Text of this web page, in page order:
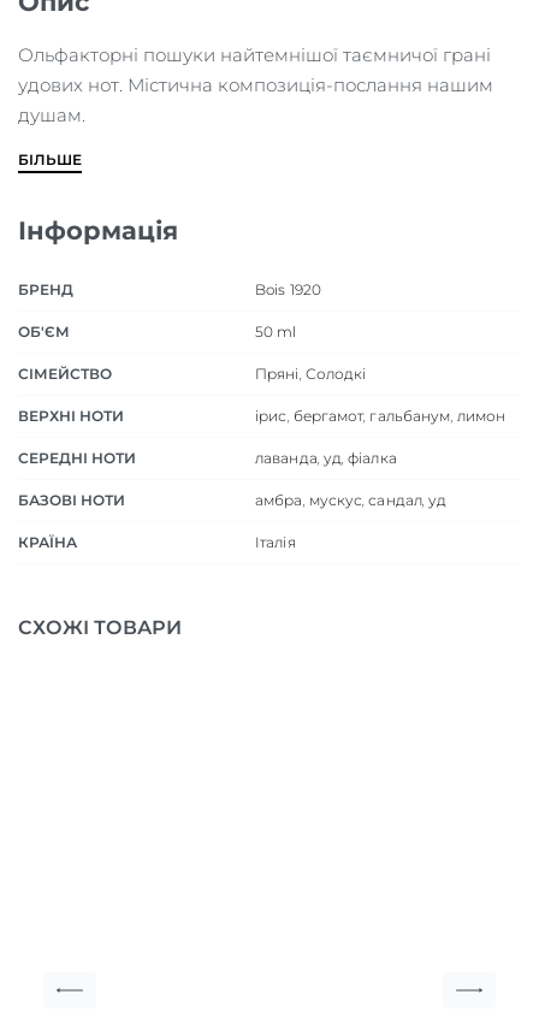
Ольфакторні пошуки найтемнішої таємничої грані
удових нот. Містична композиція-послання нашим
душам.
БІЛЬШЕ
Інформація
БРЕНД Bois 1920
ОБ'ЄМ 50 ml
СІМЕЙСТВО Пряні Солодкі
ВЕРХНІ НОТИ ірис бергамот, гальбанум лимон
СЕРЕДНІ НОТИ лаванда уд ,фіалка
БАЗОВІ НОТИ амбра мускус ,сандал ,уд
КРАЇНА Італія
СХОЖІ ТОВАРИ